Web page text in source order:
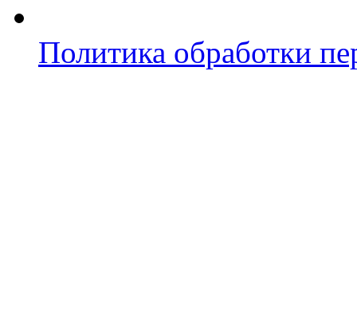
Политика обработки